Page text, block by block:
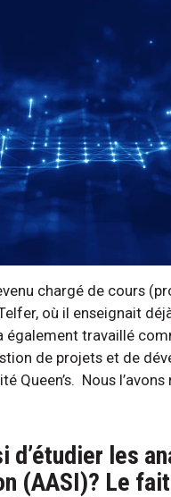
chargé de cours
où il enseignait
également travaillé
de projets et de
Queen’s. Nous
d’étudier les
(AASI)? Le